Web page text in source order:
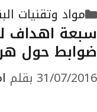
التصنيفات
مواد وتقنيات
سبعة اهداف
ضوابط حول
31/07/2016 بقلم